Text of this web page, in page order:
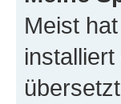
Meist